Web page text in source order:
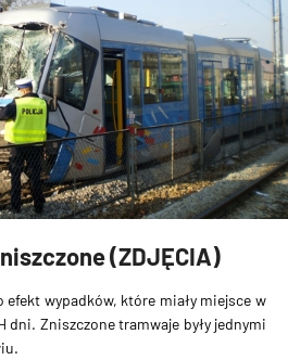
(ZDJĘCIA)
wypadków, które miały miejsce w
dni. Zniszczone tramwaje były jednymi